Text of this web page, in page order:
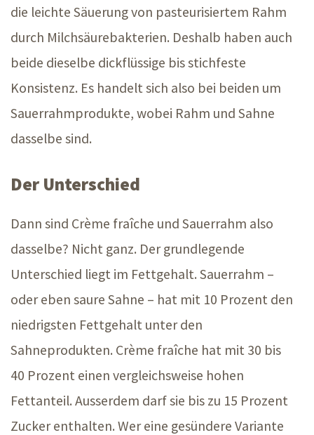
die leichte Säuerung von pasteurisiertem Rahm
durch Milchsäurebakterien. Deshalb haben auch
beide dieselbe dickflüssige bis stichfeste
Konsistenz. Es handelt sich also bei beiden um
Sauerrahmprodukte, wobei Rahm und Sahne
dasselbe sind.
Der Unterschied
Dann sind Crème fraîche und Sauerrahm also
dasselbe? Nicht ganz. Der grundlegende
Unterschied liegt im Fettgehalt. Sauerrahm –
oder eben saure Sahne – hat mit 10 Prozent den
niedrigsten Fettgehalt unter den
Sahneprodukten. Crème fraîche hat mit 30 bis
40 Prozent einen vergleichsweise hohen
Fettanteil. Ausserdem darf sie bis zu 15 Prozent
Zucker enthalten. Wer eine gesündere Variante